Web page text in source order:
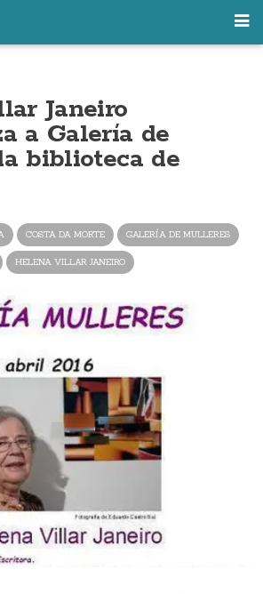
Janeiro
a Galería de
biblioteca de
COSTA DA MORTE GALERÍA DE MULLERES
HELENA VILLAR JANEIRO